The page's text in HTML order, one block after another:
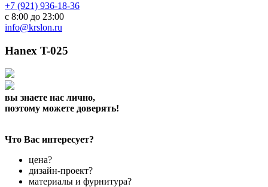
+7 (921) 936-18-36
с 8:00 до 23:00
info@krslon.ru
Hanex T-025
вы знаете нас лично,
поэтому можете доверять!
Что Вас интересует?
цена?
дизайн-проект?
материалы и фурнитура?